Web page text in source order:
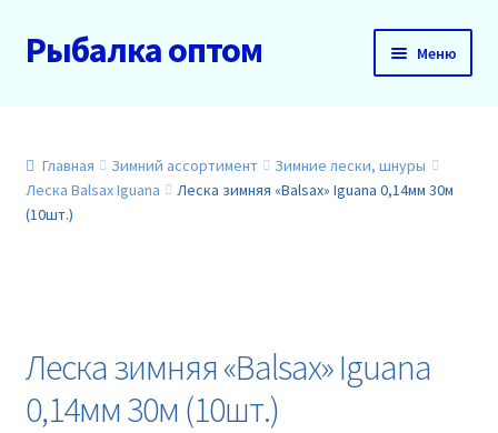
Перейти
к
Перейти
к
Рыбалка оптом Меню
О нас
Доставка и оплата
Прайс
Главная Зимний ассортимент
Зимние лески, шнуры
Леска Balsax Iguana
Леска зимняя «Balsax» Iguana 0,14мм 30м
(10шт.)
Леска зимняя «Balsax» Iguana
0,14мм 30м (10шт.)